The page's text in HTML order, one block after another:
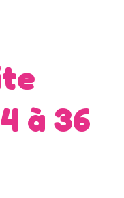
à 36